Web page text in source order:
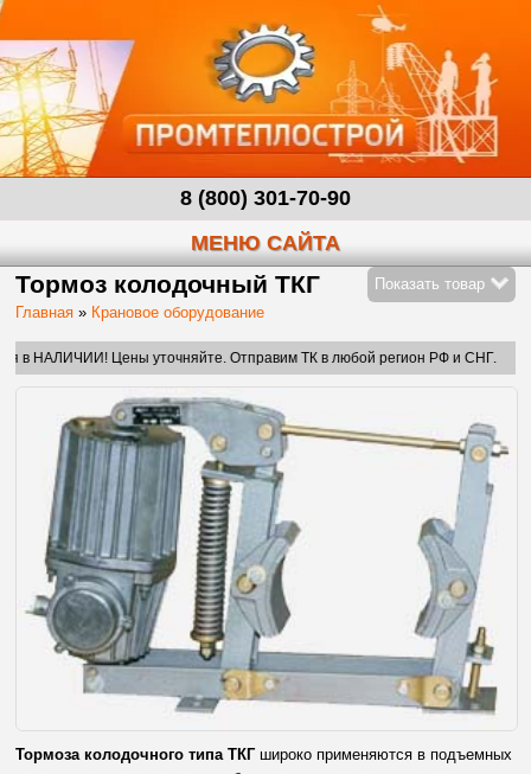
8 (800) 301-70-90
МЕНЮ САЙТА
Тормоз колодочный ТКГ
Показать товар
Главная » Крановое оборудование
Цены уточняйте. Отправим ТК в любой регион РФ и СНГ.
Тормоза колодочного типа ТКГшироко применяются в подъемных